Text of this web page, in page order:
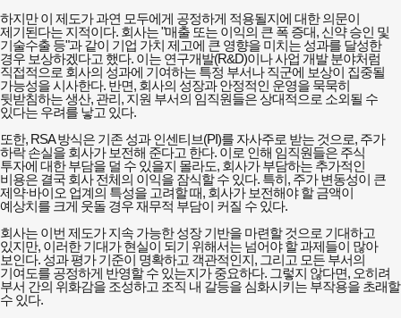
하지만 이 제도가 과연 모두에게 공정하게 적용될지에 대한 의문이
제기된다는 지적이다. 회사는 "매출 또는 이익의 큰 폭 증대, 신약 승인 및
기술수출 등"과 같이 기업 가치 제고에 큰 영향을 미치는 성과를 달성한
경우 보상하겠다고 했다. 이는 연구개발(R&D)이나 사업 개발 분야처럼
직접적으로 회사의 성과에 기여하는 특정 부서나 직군에 보상이 집중될
가능성을 시사한다. 반면, 회사의 성장과 안정적인 운영을 묵묵히
뒷받침하는 생산, 관리, 지원 부서의 임직원들은 상대적으로 소외될 수
있다는 우려를 낳고 있다.
또한, RSA 방식은 기존 성과 인센티브(PI)를 자사주로 받는 것으로, 주가
하락 손실을 회사가 보전해 준다고 한다. 이로 인해 임직원들은 주식
투자에 대한 부담을 덜 수 있을지 몰라도, 회사가 부담하는 추가적인
비용은 결국 회사 전체의 이익을 잠식할 수 있다. 특히, 주가 변동성이 큰
제약·바이오 업계의 특성을 고려할 때, 회사가 보전해야 할 금액이
예상치를 크게 웃돌 경우 재무적 부담이 커질 수 있다.
회사는 이번 제도가 지속 가능한 성장 기반을 마련할 것으로 기대하고
있지만, 이러한 기대가 현실이 되기 위해서는 넘어야 할 과제들이 많아
보인다. 성과 평가 기준이 명확하고 객관적인지, 그리고 모든 부서의
기여도를 공정하게 반영할 수 있는지가 중요하다. 그렇지 않다면, 오히려
부서 간의 위화감을 조성하고 조직 내 갈등을 심화시키는 부작용을 초래할
수 있다.